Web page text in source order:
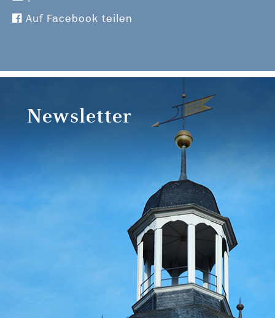
Auf Facebook teilen
Newsletter